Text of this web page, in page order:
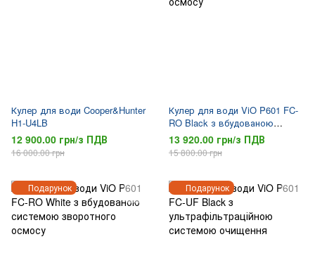
Кулер для води Cooper&Hunter
H1-U4LB
12 900.00 грн/з ПДВ
16 000.00 грн
Кулер для води ViO P601 FC-
RO Black з вбудованою
системою зворотного осмосу
13 920.00 грн/з ПДВ
15 800.00 грн
Подарунок Подарунок